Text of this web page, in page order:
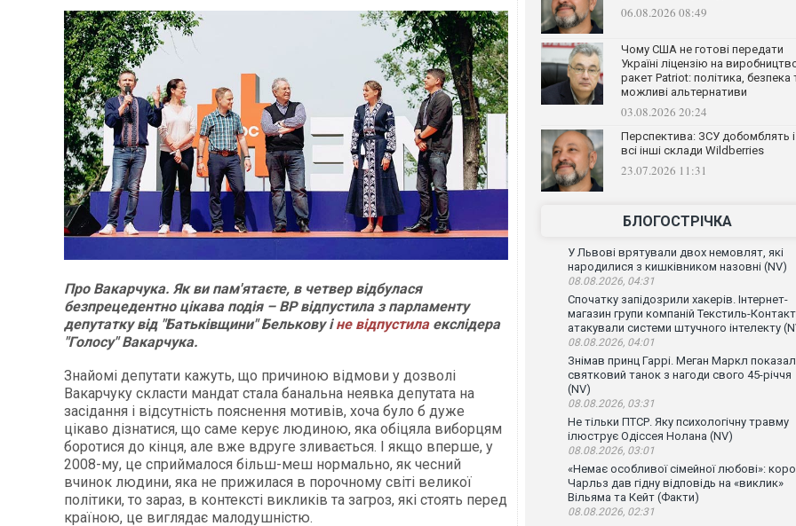
Про Вакарчука. Як ви пам'ятаєте, в четвер відбулася
безпрецедентно цікава подія – ВР відпустила з парламенту
депутатку від "Батьківщини" Белькову іне відпустилаекслідера
"Голосу" Вакарчука.
Знайомі депутати кажуть, що причиною відмови у дозволі
Вакарчуку скласти мандат стала банальна неявка депутата на
засідання і відсутність пояснення мотивів, хоча було б дуже
цікаво дізнатися, що саме керує людиною, яка обіцяла виборцям
боротися до кінця, але вже вдруге зливається. І якщо вперше, у
2008-му, це сприймалося більш-меш нормально, як чесний
вчинок людини, яка не прижилася в порочному світі великої
політики, то зараз, в контексті викликів та загроз, які стоять перед
країною, це виглядає малодушністю.
06.08.2026 08:49
Чому США не готові передати
Україні ліцензію на
ракет Patriot: політика, безпека
можливі альтернативи
03.08.2026 20:24
Перспектива: ЗСУ добомблять і
всі інші склади Wildberries
23.07.2026 11:31
БЛОГОСТРІЧКА
У Львові врятували двох немовлят, які
народилися з кишківником назовні (NV)
08.08.2026, 04:31
Спочатку запідозрили хакерів. Інтернет-
магазин групи компаній Текстиль-Контакт
атакували системи штучного інтелекту
08.08.2026, 04:01
Знімав принц Гаррі. Меган Маркл
святковий танок з нагоди свого 45-річчя
(NV)
08.08.2026, 03:31
Не тільки ПТСР. Яку психологічну травму
ілюструє Одіссея Нолана (NV)
08.08.2026, 03:01
«Немає особливої сімейної любові»:
Чарльз дав гідну відповідь на «виклик»
Вільяма та Кейт (Факти)
08.08.2026, 02:31